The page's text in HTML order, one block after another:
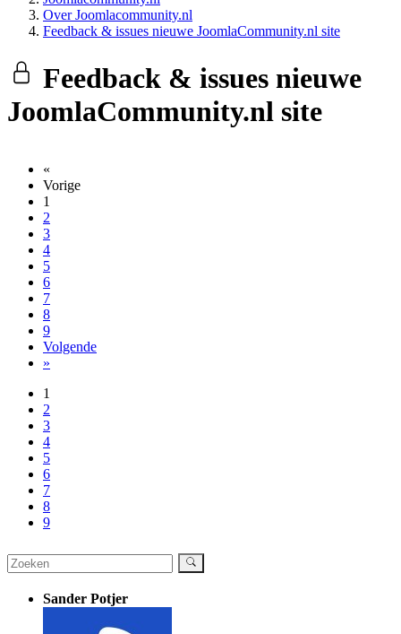
Over Joomlacommunity.nl
Feedback & issues nieuwe JoomlaCommunity.nl site
Feedback & issues nieuwe
JoomlaCommunity.nl site
«
Vorige
1
2
3
4
5
6
7
8
9
Volgende
»
1
2
3
4
5
6
7
8
9
Sander Potjer